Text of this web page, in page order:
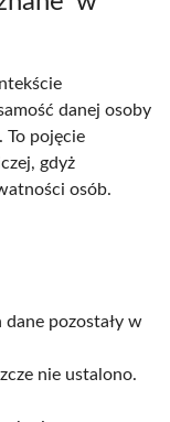
danej osoby
To pojęcie
gdyż
osób.
pozostały w
nie ustalono.